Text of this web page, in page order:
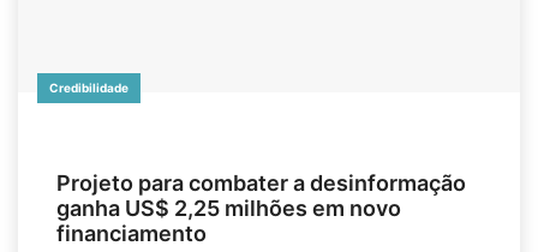
Credibilidade
Projeto para combater a desinformação
ganha US$ 2,25 milhões em novo
financiamento